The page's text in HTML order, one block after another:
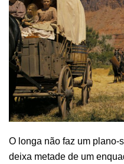
O longa não faz um plano-
deixa metade de um